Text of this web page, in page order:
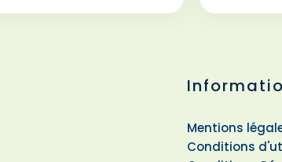
Mentions
Conditions